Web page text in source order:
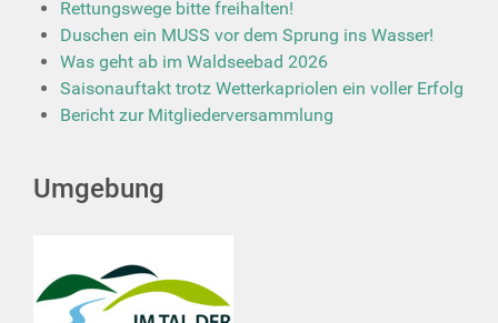
Rettungswege bitte freihalten!
Duschen ein MUSS vor dem Sprung ins Wasser!
Was geht ab im Waldseebad 2026
Saisonauftakt trotz Wetterkapriolen ein voller Erfolg
Bericht zur Mitgliederversammlung
Umgebung